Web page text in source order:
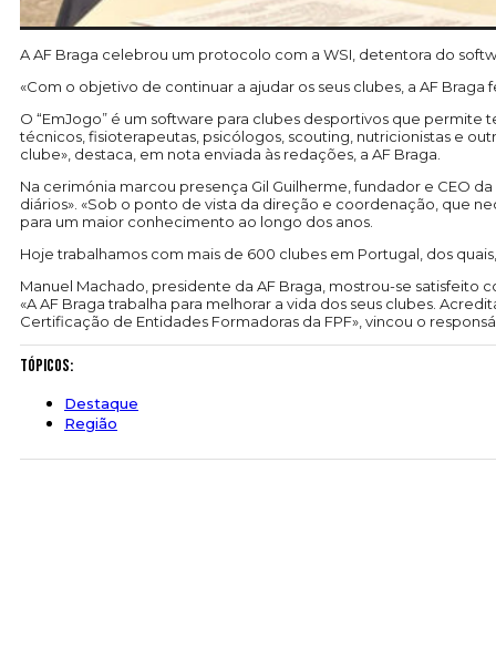
A AF Braga celebrou um protocolo com a WSI, detentora do
«Com o objetivo de continuar a ajudar os seus clubes, a AF
O “EmJogo” é um software para clubes desportivos que
técnicos, fisioterapeutas, psicólogos, scouting, nutricionistas e
clube», destaca, em nota enviada às redações, a AF Braga.
Na cerimónia marcou presença Gil Guilherme, fundador e CEO
diários». «Sob o ponto de vista da direção e coordenação, que
para um maior conhecimento ao longo dos anos.
Hoje trabalhamos com mais de 600 clubes em Portugal, dos
Manuel Machado, presidente da AF Braga, mostrou-se satisfeito
«A AF Braga trabalha para melhorar a vida dos seus clubes.
Certificação de Entidades Formadoras da FPF», vincou o
Tópicos:
Destaque
Região